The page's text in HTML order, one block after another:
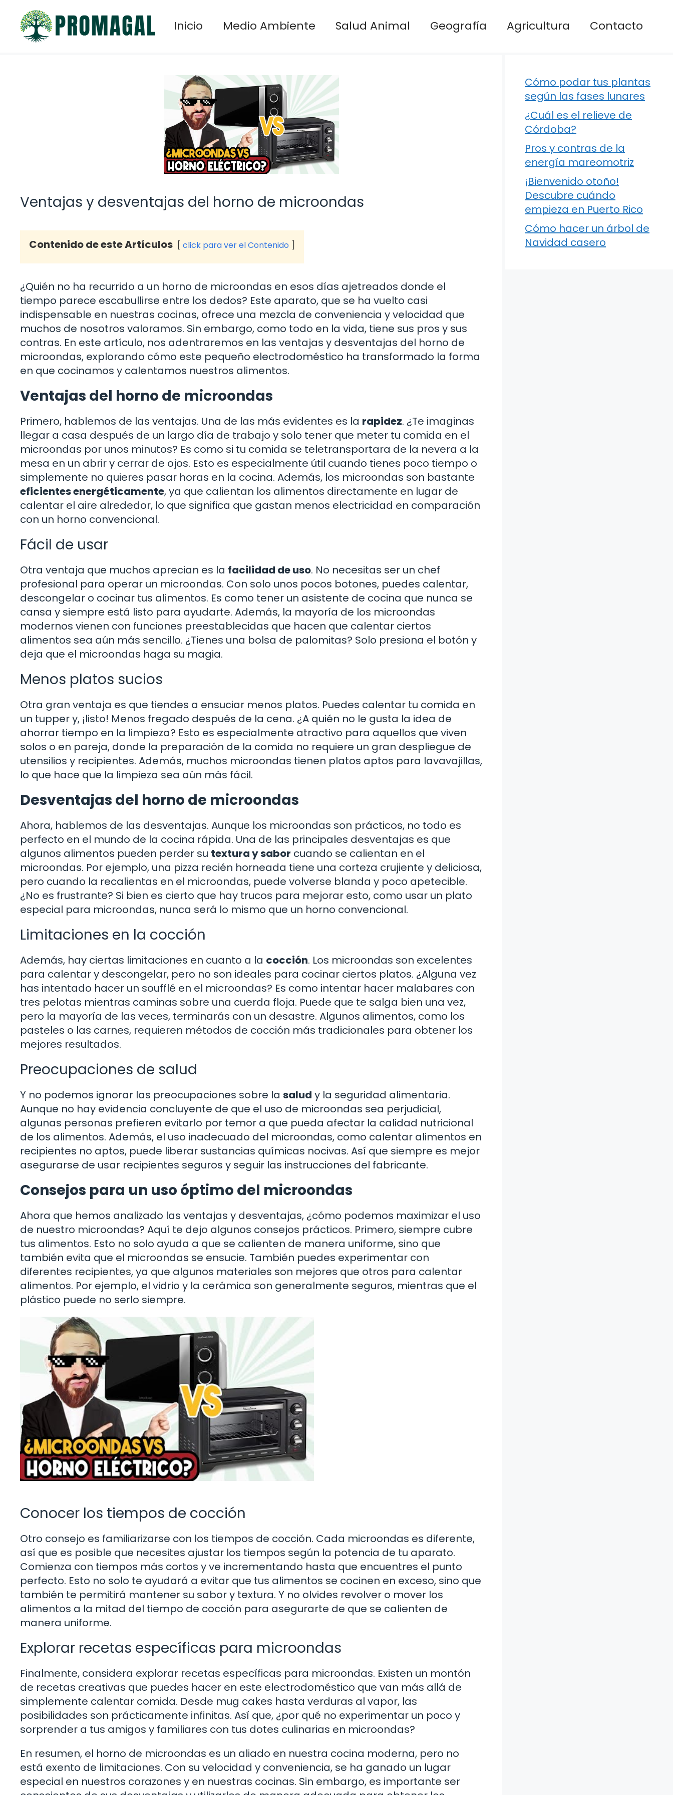
contenido
Inicio Medio Ambiente Salud Animal Geografía Agricultura Contacto
Ventajas y desventajas del horno de microondas
Contenido de este Artículos click para ver el Contenido
¿Quién no ha recurrido a un horno de microondas en esos días ajetreados donde el
tiempo parece escabullirse entre los dedos? Este aparato, que se ha vuelto casi
indispensable en nuestras cocinas, ofrece una mezcla de conveniencia y velocidad que
muchos de nosotros valoramos. Sin embargo, como todo en la vida, tiene sus pros y sus
contras. En este artículo, nos adentraremos en las ventajas y desventajas del horno de
microondas, explorando cómo este pequeño electrodoméstico ha transformado la forma
en que cocinamos y calentamos nuestros alimentos.
Ventajas del horno de microondas
Primero, hablemos de las ventajas. Una de las más evidentes es la rapidez. ¿Te imaginas
llegar a casa después de un largo día de trabajo y solo tener que meter tu comida en el
microondas por unos minutos? Es como si tu comida se teletransportara de la nevera a la
mesa en un abrir y cerrar de ojos. Esto es especialmente útil cuando tienes poco tiempo o
simplemente no quieres pasar horas en la cocina. Además, los microondas son bastante
eficientes energéticamente, ya que calientan los alimentos directamente en lugar de
calentar el aire alrededor, lo que significa que gastan menos electricidad en comparación
con un horno convencional.
Fácil de usar
Otra ventaja que muchos aprecian es la facilidad de uso. No necesitas ser un chef
profesional para operar un microondas. Con solo unos pocos botones, puedes calentar,
descongelar o cocinar tus alimentos. Es como tener un asistente de cocina que nunca se
cansa y siempre está listo para ayudarte. Además, la mayoría de los microondas
modernos vienen con funciones preestablecidas que hacen que calentar ciertos
alimentos sea aún más sencillo. ¿Tienes una bolsa de palomitas? Solo presiona el botón y
deja que el microondas haga su magia.
Menos platos sucios
Otra gran ventaja es que tiendes a ensuciar menos platos. Puedes calentar tu comida en
un tupper y, ¡listo! Menos fregado después de la cena. ¿A quién no le gusta la idea de
ahorrar tiempo en la limpieza? Esto es especialmente atractivo para aquellos que viven
solos o en pareja, donde la preparación de la comida no requiere un gran despliegue de
utensilios y recipientes. Además, muchos microondas tienen platos aptos para lavavajillas,
lo que hace que la limpieza sea aún más fácil.
Desventajas del horno de microondas
Ahora, hablemos de las desventajas. Aunque los microondas son prácticos, no todo es
perfecto en el mundo de la cocina rápida. Una de las principales desventajas es que
algunos alimentos pueden perder su textura y sabor cuando se calientan en el
microondas. Por ejemplo, una pizza recién horneada tiene una corteza crujiente y deliciosa,
pero cuando la recalientas en el microondas, puede volverse blanda y poco apetecible.
¿No es frustrante? Si bien es cierto que hay trucos para mejorar esto, como usar un plato
especial para microondas, nunca será lo mismo que un horno convencional.
Limitaciones en la cocción
Además, hay ciertas limitaciones en cuanto a la cocción. Los microondas son excelentes
para calentar y descongelar, pero no son ideales para cocinar ciertos platos. ¿Alguna vez
has intentado hacer un soufflé en el microondas? Es como intentar hacer malabares con
tres pelotas mientras caminas sobre una cuerda floja. Puede que te salga bien una vez,
pero la mayoría de las veces, terminarás con un desastre. Algunos alimentos, como los
pasteles o las carnes, requieren métodos de cocción más tradicionales para obtener los
mejores resultados.
Preocupaciones de salud
Y no podemos ignorar las preocupaciones sobre la salud y la seguridad alimentaria.
Aunque no hay evidencia concluyente de que el uso de microondas sea perjudicial,
algunas personas prefieren evitarlo por temor a que pueda afectar la calidad nutricional
de los alimentos. Además, el uso inadecuado del microondas, como calentar alimentos en
recipientes no aptos, puede liberar sustancias químicas nocivas. Así que siempre es mejor
asegurarse de usar recipientes seguros y seguir las instrucciones del fabricante.
Consejos para un uso óptimo del microondas
Ahora que hemos analizado las ventajas y desventajas, ¿cómo podemos maximizar el uso
de nuestro microondas? Aquí te dejo algunos consejos prácticos. Primero, siempre cubre
tus alimentos. Esto no solo ayuda a que se calienten de manera uniforme, sino que
también evita que el microondas se ensucie. También puedes experimentar con
diferentes recipientes, ya que algunos materiales son mejores que otros para calentar
alimentos. Por ejemplo, el vidrio y la cerámica son generalmente seguros, mientras que el
plástico puede no serlo siempre.
Conocer los tiempos de cocción
Otro consejo es familiarizarse con los tiempos de cocción. Cada microondas es diferente,
así que es posible que necesites ajustar los tiempos según la potencia de tu aparato.
Comienza con tiempos más cortos y ve incrementando hasta que encuentres el punto
perfecto. Esto no solo te ayudará a evitar que tus alimentos se cocinen en exceso, sino que
también te permitirá mantener su sabor y textura. Y no olvides revolver o mover los
alimentos a la mitad del tiempo de cocción para asegurarte de que se calienten de
manera uniforme.
Explorar recetas específicas para microondas
Finalmente, considera explorar recetas específicas para microondas. Existen un montón
de recetas creativas que puedes hacer en este electrodoméstico que van más allá de
simplemente calentar comida. Desde mug cakes hasta verduras al vapor, las
posibilidades son prácticamente infinitas. Así que, ¿por qué no experimentar un poco y
sorprender a tus amigos y familiares con tus dotes culinarias en microondas?
En resumen, el horno de microondas es un aliado en nuestra cocina moderna, pero no
está exento de limitaciones. Con su velocidad y conveniencia, se ha ganado un lugar
especial en nuestros corazones y en nuestras cocinas. Sin embargo, es importante ser
Cómo podar tus plantas
según las fases lunares
¿Cuál es el relieve de
Córdoba?
Pros y contras de la
energía mareomotriz
¡Bienvenido otoño!
Descubre cuándo
empieza en Puerto Rico
Cómo hacer un árbol de
Navidad casero